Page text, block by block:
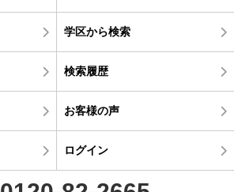
学区から検索
検索履歴
お客様の声
ログイン